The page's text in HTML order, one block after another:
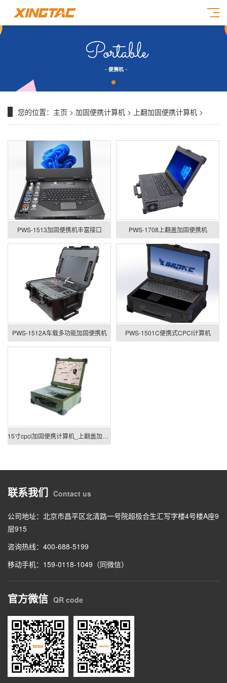
您的位置： 主页 > 加固便携计算机 > 上翻加固便携计算机 >
PWS-1513加固便携机丰富接口 PWS-1708上翻盖加固便携机
PWS-1512A车载多功能加固便携机 PWS-1501C便携式CPCI计算机
15寸cpci加固便携计算机_上翻盖加固便携机
联系我们 Contact us
公司地址：北京市昌平区北清路一号院超极合生汇写字楼4号楼A座9
层915
咨询热线：400-688-5199
移动手机：159-0118-1049（同微信）
官方微信 QR code